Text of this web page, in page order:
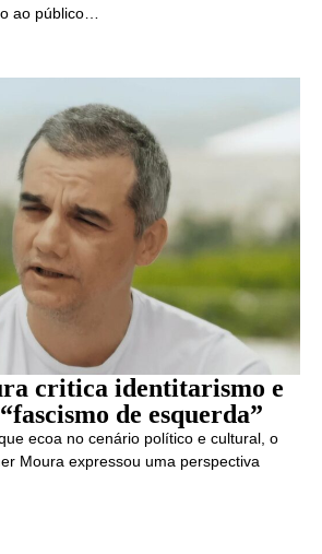
ao público…
critica identitarismo e
de esquerda”
ecoa no cenário político e cultural, o
Moura expressou uma perspectiva